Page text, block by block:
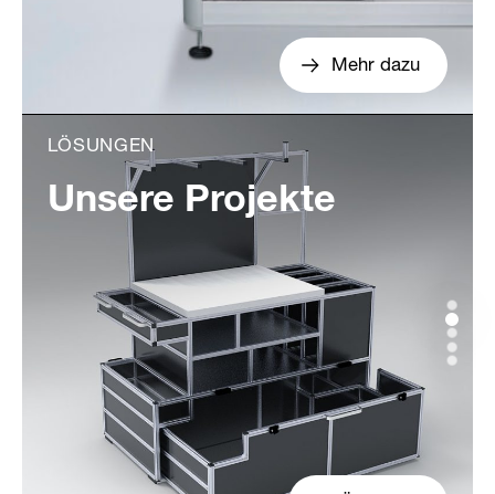
Mehr dazu
LÖSUNGEN
Unsere Projekte